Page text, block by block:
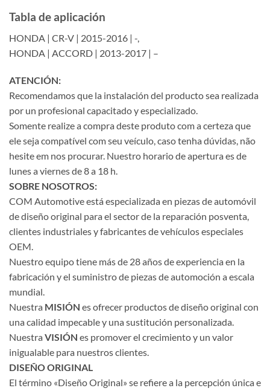
Tabla de aplicación
HONDA | CR-V | 2015-2016 | -,
HONDA | ACCORD | 2013-2017 | –
ATENCIÓN:
Recomendamos que la instalación del producto sea realizada
por un profesional capacitado y especializado.
Somente realize a compra deste produto com a certeza que
ele seja compatível com seu veículo, caso tenha dúvidas, não
hesite em nos procurar. Nuestro horario de apertura es de
lunes a viernes de 8 a 18 h.
SOBRE NOSOTROS:
COM Automotive está especializada en piezas de automóvil
de diseño original para el sector de la reparación posventa,
clientes industriales y fabricantes de vehículos especiales
OEM.
Nuestro equipo tiene más de 28 años de experiencia en la
fabricación y el suministro de piezas de automoción a escala
mundial.
Nuestra MISIÓN es ofrecer productos de diseño original con
una calidad impecable y una sustitución personalizada.
Nuestra VISIÓN es promover el crecimiento y un valor
inigualable para nuestros clientes.
DISEÑO ORIGINAL
El término «Diseño Original» se refiere a la percepción única e